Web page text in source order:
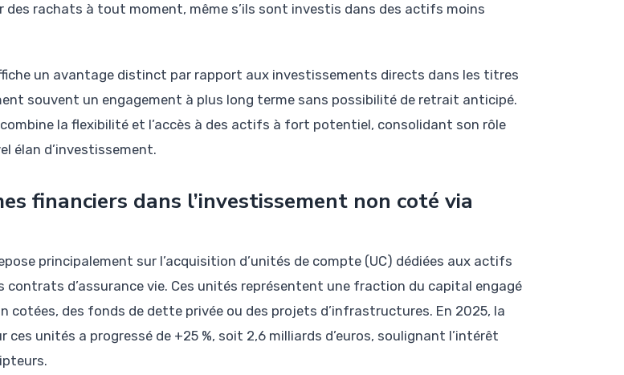
des rachats à tout moment, même s’ils sont investis dans des actifs moins
un avantage distinct par rapport aux investissements directs dans les titres
souvent un engagement à plus long terme sans possibilité de retrait anticipé.
combine la flexibilité et l’accès à des actifs à fort potentiel, consolidant son rôle
élan d’investissement.
financiers dans l’investissement non coté via
principalement sur l’acquisition d’unités de compte (UC) dédiées aux actifs
contrats d’assurance vie. Ces unités représentent une fraction du capital engagé
cotées, des fonds de dette privée ou des projets d’infrastructures. En 2025, la
ces unités a progressé de +25 %, soit 2,6 milliards d’euros, soulignant l’intérêt